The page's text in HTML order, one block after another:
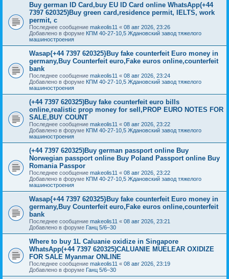
Buy german ID Card,buy EU ID Card online WhatsApp(+44
7397 620325)Buy green card,residence permit, IELTS, work
permit, c
Последнее сообщение makeolis11 « 08 авг 2026, 23:26
Добавлено в форуме КПМ 40-27-10,5 Ждановский завод тяжелого
машиностроения
Wasap{+44 7397 620325}Buy fake counterfeit Euro money in
germany,Buy Counterfeit euro,Fake euros online,counterfeit
bank
Последнее сообщение makeolis11 « 08 авг 2026, 23:24
Добавлено в форуме КПМ 40-27-10,5 Ждановский завод тяжелого
машиностроения
(+44 7397 620325)Buy fake counterfeit euro bills
online,realistic prop money for sell,PROP EURO NOTES FOR
SALE,BUY COUNT
Последнее сообщение makeolis11 « 08 авг 2026, 23:22
Добавлено в форуме КПМ 40-27-10,5 Ждановский завод тяжелого
машиностроения
(+44 7397 620325)Buy german passport online Buy
Norwegian passport online Buy Poland Passport online Buy
Romania Passpor
Последнее сообщение makeolis11 « 08 авг 2026, 23:22
Добавлено в форуме КПМ 40-27-10,5 Ждановский завод тяжелого
машиностроения
Wasap{+44 7397 620325}Buy fake counterfeit Euro money in
germany,Buy Counterfeit euro,Fake euros online,counterfeit
bank
Последнее сообщение makeolis11 « 08 авг 2026, 23:21
Добавлено в форуме Ганц 5/6–30
Where to buy 1L Caluanie oxidize in Singapore
WhatsApp(+44 7397 620325)CALUANIE MUELEAR OXIDIZE
FOR SALE Myanmar ONLINE
Последнее сообщение makeolis11 « 08 авг 2026, 23:19
Добавлено в форуме Ганц 5/6–30